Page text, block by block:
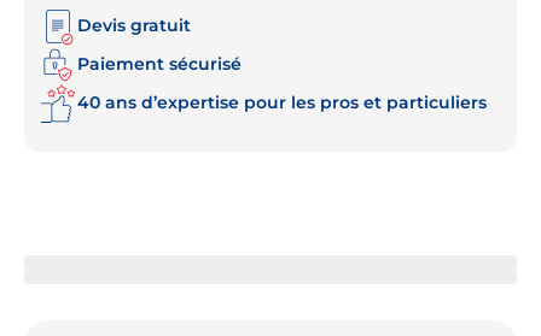
Devis gratuit
Paiement sécurisé
40 ans d’expertise pour les pros et particuliers